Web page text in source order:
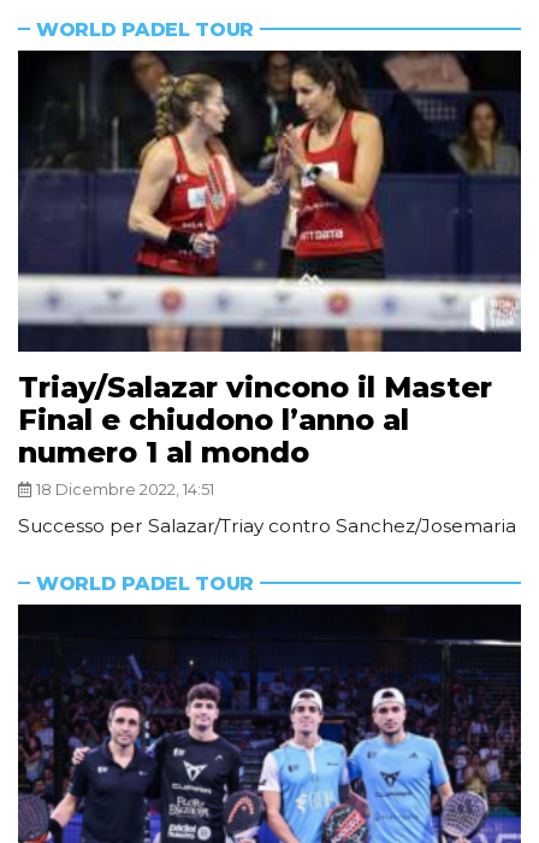
WORLD PADEL TOUR
Triay/Salazar vincono il Master
Final e chiudono l’anno al
numero 1 al mondo
18 Dicembre 2022, 14:51
Successo per Salazar/Triay contro Sanchez/Josemaria
WORLD PADEL TOUR